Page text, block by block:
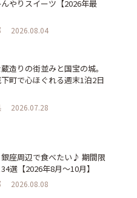
やりスイーツ【2026年最
2026.08.04
造りの街並みと国宝の城。
町で心ほぐれる週末1泊2日
2026.07.28
座周辺で食べたい♪ 期間限
選【2026年8月～10月】
2026.08.08